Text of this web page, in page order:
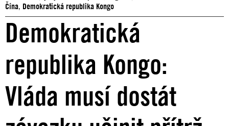
Čína, Demokratická republika Kongo
Demokratická
republika Kongo:
Vláda musí dostát